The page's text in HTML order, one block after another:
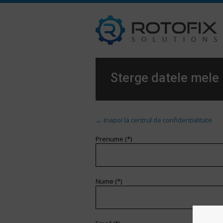
Sterge datele mele
← Inapoi la centrul de confidentialitate
Prenume (*)
Nume (*)